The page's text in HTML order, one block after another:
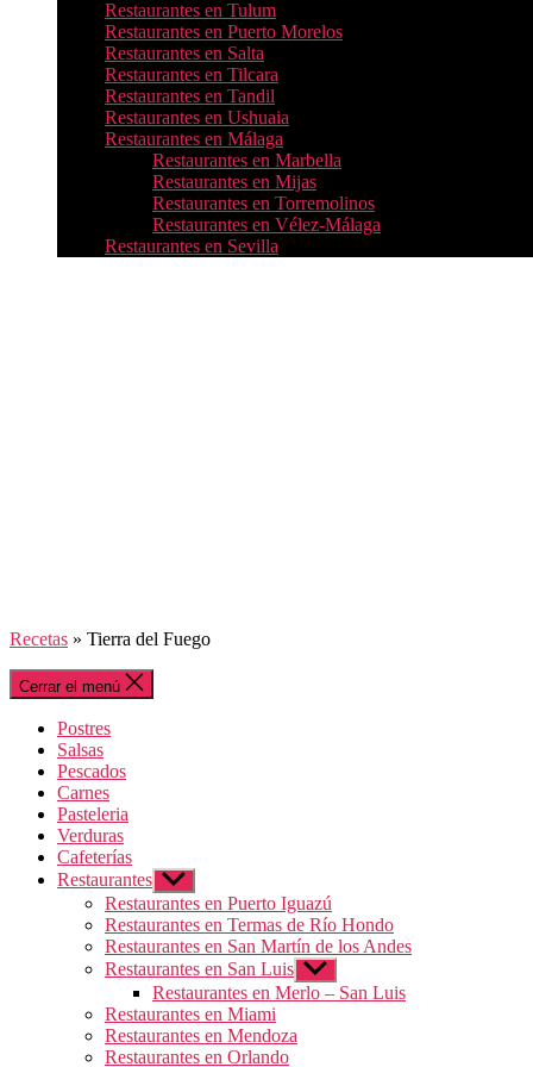
Restaurantes en Tulum
Restaurantes en Puerto Morelos
Restaurantes en Salta
Restaurantes en Tilcara
Restaurantes en Tandil
Restaurantes en Ushuaia
Restaurantes en Málaga
Restaurantes en Marbella
Restaurantes en Mijas
Restaurantes en Torremolinos
Restaurantes en Vélez-Málaga
Restaurantes en Sevilla
Recetas » Tierra del Fuego
Cerrar el menú
Postres
Salsas
Pescados
Carnes
Pasteleria
Verduras
Cafeterías
Restaurantes Mostrar
el
submenú
Restaurantes en Puerto Iguazú
Restaurantes en Termas de Río Hondo
Restaurantes en San Martín de los Andes
Restaurantes en San Luis Mostrar
el
submenú
Restaurantes en Merlo – San Luis
Restaurantes en Miami
Restaurantes en Mendoza
Restaurantes en Orlando